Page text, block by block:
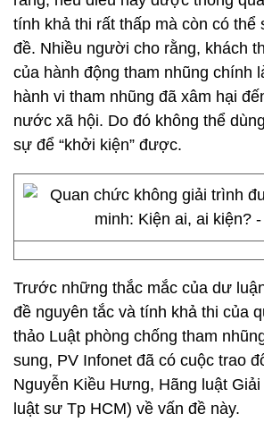
tính khả thi rất thấp mà còn có thể
đề. Nhiều người cho rằng, khách
của hành động tham nhũng chính
hành vi tham nhũng đã xâm hại
nước xã hội. Do đó không thể
sự để “khởi kiện” được.
Trước những thắc mắc của dư
đề nguyên tắc và tính khả thi của
thảo Luật phòng chống tham
sung, PV Infonet đã có cuộc trao
Nguyễn Kiều Hưng, Hãng luật
luật sư Tp HCM) về vấn đề này.